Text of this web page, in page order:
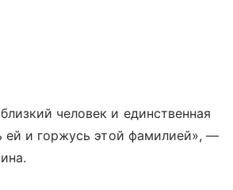
человек и единственная
ей и горжусь этой фамилией», —